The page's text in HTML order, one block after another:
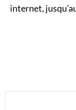
internet,